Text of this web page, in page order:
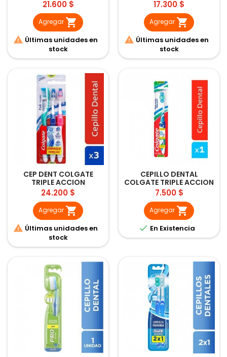
MEDIO 3UNDS
Precio
21.600 $
Agregar 
 Últimas unidades en
stock
Precio
17.300 $
Agregar 
 Últimas unidades en
stock
CEP DENT COLGATE
TRIPLE ACCION
WHITENING 3UND
Precio
24.200 $
Agregar 
 Últimas unidades en
stock
CEPILLO DENTAL
COLGATE TRIPLE ACCION
MEDIO UND
Precio
7.500 $
Agregar 
 En Existencia